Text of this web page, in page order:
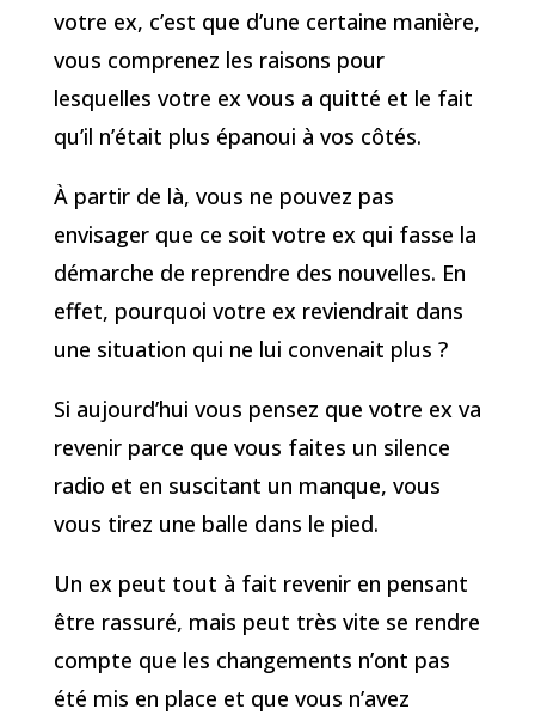
votre ex, c’est que d’une certaine manière,
vous comprenez les raisons pour
lesquelles votre ex vous a quitté et le fait
qu’il n’était plus épanoui à vos côtés.
À partir de là, vous ne pouvez pas
envisager que ce soit votre ex qui fasse la
démarche de reprendre des nouvelles. En
effet, pourquoi votre ex reviendrait dans
une situation qui ne lui convenait plus ?
Si aujourd’hui vous pensez que votre ex va
revenir parce que vous faites un silence
radio et en suscitant un manque, vous
vous tirez une balle dans le pied.
Un ex peut tout à fait revenir en pensant
être rassuré, mais peut très vite se rendre
compte que les changements n’ont pas
été mis en place et que vous n’avez